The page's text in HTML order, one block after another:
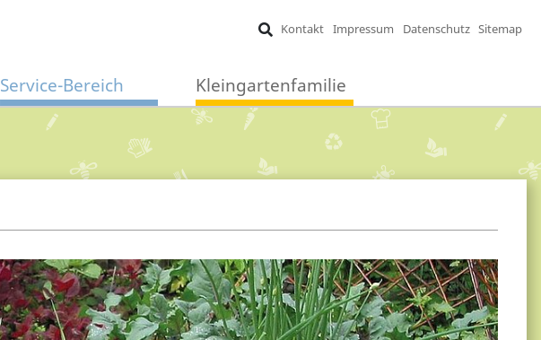
Service-Bereich Kleingartenfamilie
Kontakt Impressum Datenschutz Sitemap